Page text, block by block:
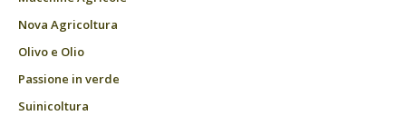
Nova Agricoltura
Olivo e Olio
Passione in verde
Suinicoltura